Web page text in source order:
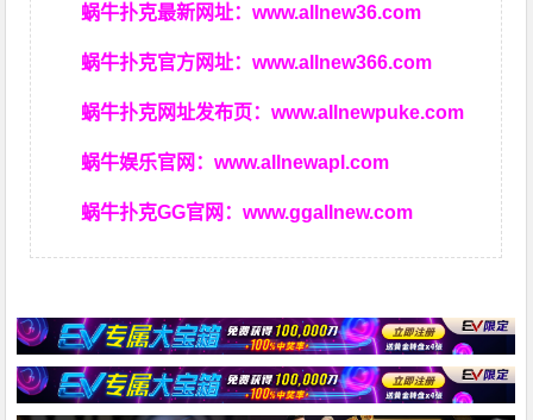
蜗牛扑克最新网址：www.allnew36.com
蜗牛扑克官方网址：www.allnew366.com
蜗牛扑克网址发布页：www.allnewpuke.com
蜗牛娱乐官网：www.allnewapl.com
蜗牛扑克GG官网：www.ggallnew.com